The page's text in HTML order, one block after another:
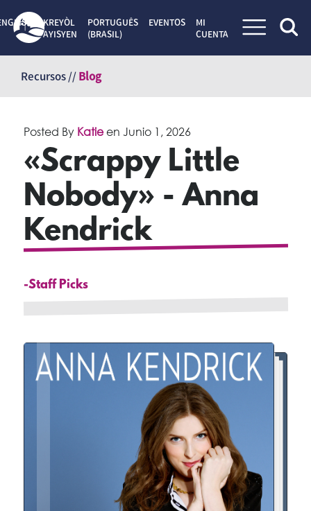
contenido
KREYÒL
AYISYEN
PORTUGUÊS
(BRASIL)
EVENTOS
MI
CUENTA
Recursos //Blog
Posted By Katieen Junio 1, 2026
«Scrappy Little
Nobody» - Anna
Kendrick
-Staff Picks